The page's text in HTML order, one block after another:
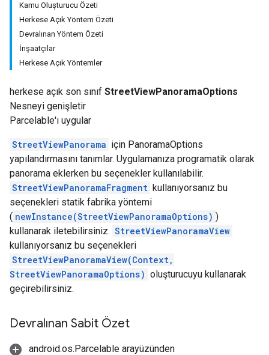
Kamu Oluşturucu Özeti
Herkese Açık Yöntem Özeti
Devralınan Yöntem Özeti
İnşaatçılar
Herkese Açık Yöntemler
herkese açık son sınıf StreetViewPanoramaOptions
Nesneyi genişletir
Parcelable'ı uygular
StreetViewPanorama için PanoramaOptions
yapılandırmasını tanımlar. Uygulamanıza programatik olarak
panorama eklerken bu seçenekler kullanılabilir.
StreetViewPanoramaFragment kullanıyorsanız bu
seçenekleri statik fabrika yöntemi
( newInstance(StreetViewPanoramaOptions) )
kullanarak iletebilirsiniz. StreetViewPanoramaView
kullanıyorsanız bu seçenekleri
StreetViewPanoramaView(Context,
StreetViewPanoramaOptions) oluşturucuyu kullanarak
geçirebilirsiniz.
Devralınan Sabit Özet
android.os.Parcelable arayüzünden